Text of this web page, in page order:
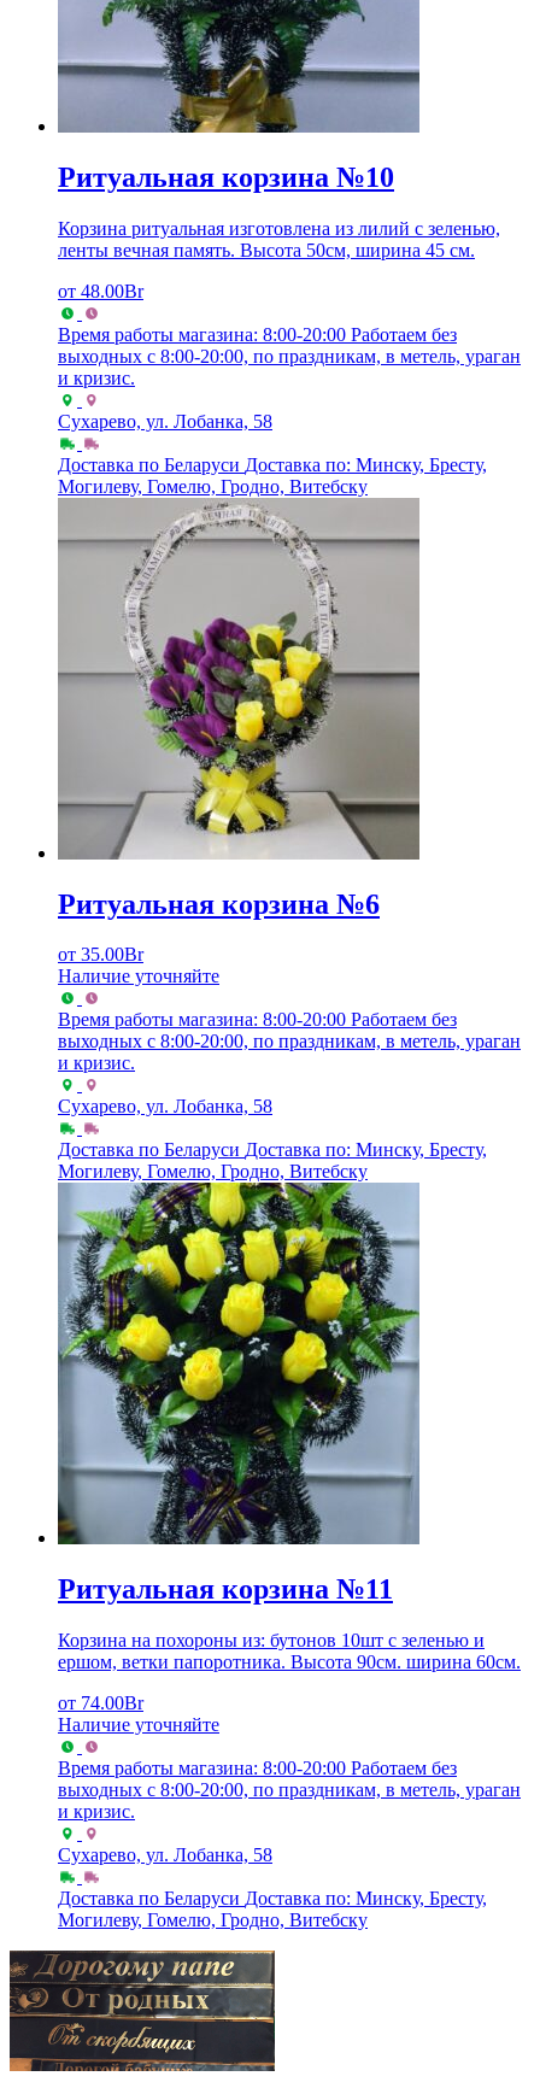
Ритуальная корзина №10
Корзина ритуальная изготовлена из лилий с зеленью,
ленты вечная память. Высота 50см, ширина 45 см.
от 48.00Br
Время работы магазина: 8:00-20:00 Работаем без
выходных с 8:00-20:00, по праздникам, в метель, ураган
и кризис.
Сухарево, ул. Лобанка, 58
Доставка по Беларуси Доставка по: Минску, Бресту,
Могилеву, Гомелю, Гродно, Витебску
Ритуальная корзина №6
от 35.00Br
Наличие уточняйте
Время работы магазина: 8:00-20:00 Работаем без
выходных с 8:00-20:00, по праздникам, в метель, ураган
и кризис.
Сухарево, ул. Лобанка, 58
Доставка по Беларуси Доставка по: Минску, Бресту,
Могилеву, Гомелю, Гродно, Витебску
Ритуальная корзина №11
Корзина на похороны из: бутонов 10шт с зеленью и
ершом, ветки папоротника. Высота 90см. ширина 60см.
от 74.00Br
Наличие уточняйте
Время работы магазина: 8:00-20:00 Работаем без
выходных с 8:00-20:00, по праздникам, в метель, ураган
и кризис.
Сухарево, ул. Лобанка, 58
Доставка по Беларуси Доставка по: Минску, Бресту,
Могилеву, Гомелю, Гродно, Витебску